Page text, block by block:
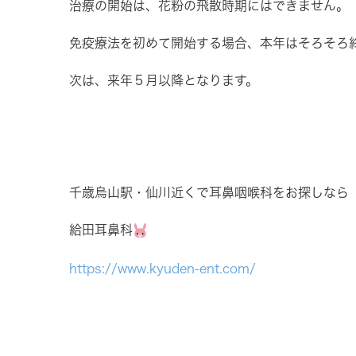
治療の開始は、花粉の飛散時期にはできません。
免疫療法を初めて開始する場合、本年はそろそろ
次は、来年５月以降となります。
千歳烏山駅・仙川近くで耳鼻咽喉科をお探しなら
給田耳鼻科
https://www.kyuden-ent.com/